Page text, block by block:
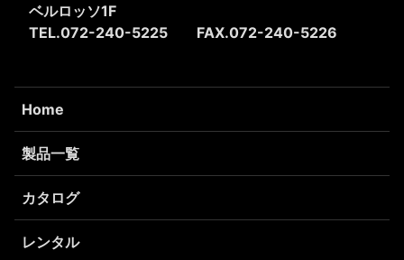
ベルロッソ1F
TEL.072-240-5225
FAX.072-240-5226
Home
製品一覧
カタログ
レンタル